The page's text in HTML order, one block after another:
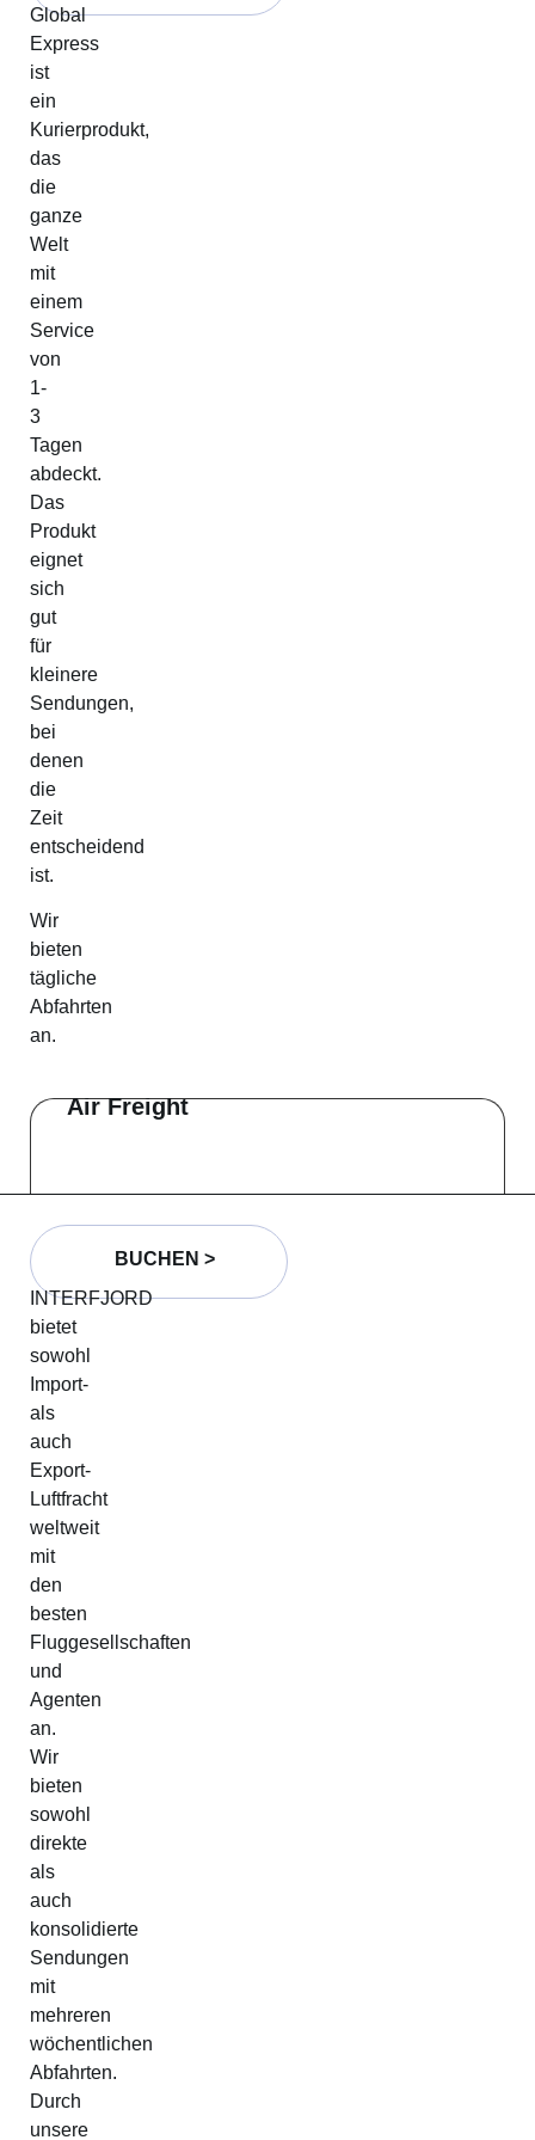
Global
Express
ist
ein
Kurierprodukt,
das
die
ganze
Welt
mit
einem
Service
von
1-
3
Tagen
abdeckt.
Das
Produkt
eignet
sich
gut
für
kleinere
Sendungen,
bei
denen
die
Zeit
entscheidend
ist.
Wir
bieten
tägliche
Abfahrten
an.
Air Freight
INTERFJORD
bietet
sowohl
Import-
als
auch
Export-
Luftfracht
weltweit
mit
den
besten
Fluggesellschaften
und
Agenten
an.
Wir
bieten
sowohl
direkte
als
auch
konsolidierte
Sendungen
mit
mehreren
wöchentlichen
Abfahrten.
Durch
unsere
BUCHEN >